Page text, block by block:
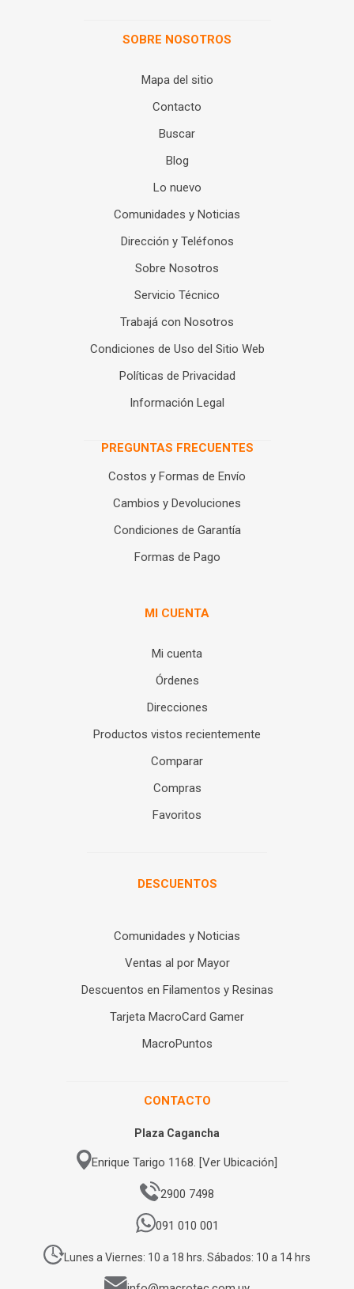
SOBRE NOSOTROS
Mapa del sitio
Contacto
Buscar
Blog
Lo nuevo
Comunidades y Noticias
Dirección y Teléfonos
Sobre Nosotros
Servicio Técnico
Trabajá con Nosotros
Condiciones de Uso del Sitio Web
Políticas de Privacidad
Información Legal
PREGUNTAS FRECUENTES
Costos y Formas de Envío
Cambios y Devoluciones
Condiciones de Garantía
Formas de Pago
MI CUENTA
Mi cuenta
Órdenes
Direcciones
Productos vistos recientemente
Comparar
Compras
Favoritos
DESCUENTOS
Comunidades y Noticias
Ventas al por Mayor
Descuentos en Filamentos y Resinas
Tarjeta MacroCard Gamer
MacroPuntos
CONTACTO
Plaza Cagancha
Enrique Tarigo 1168. [Ver Ubicación]
2900 7498
091 010 001
Lunes a Viernes: 10 a 18 hrs. Sábados: 10 a 14 hrs